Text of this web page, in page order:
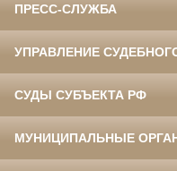
ПРЕСС-СЛУЖБА
УПРАВЛЕНИЕ
СУДЫ СУБЪЕКТА РФ
МУНИЦИПАЛЬНЫЕ